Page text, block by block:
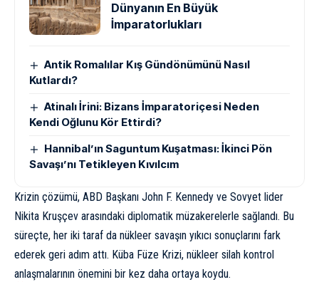
Dünyanın En Büyük
İmparatorlukları
Antik Romalılar Kış Gündönümünü Nasıl
Kutlardı?
Atinalı İrini: Bizans İmparatoriçesi Neden
Kendi Oğlunu Kör Ettirdi?
Hannibal’ın Saguntum Kuşatması: İkinci Pön
Savaşı’nı Tetikleyen Kıvılcım
Krizin çözümü, ABD Başkanı John F. Kennedy ve Sovyet lider
Nikita Kruşçev arasındaki diplomatik müzakerelerle sağlandı. Bu
süreçte, her iki taraf da nükleer savaşın yıkıcı sonuçlarını fark
ederek geri adım attı. Küba Füze Krizi, nükleer silah kontrol
anlaşmalarının önemini bir kez daha ortaya koydu.